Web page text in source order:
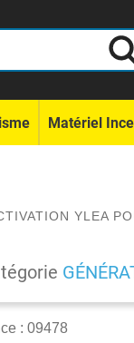
Matériel
YLEA
: 09478